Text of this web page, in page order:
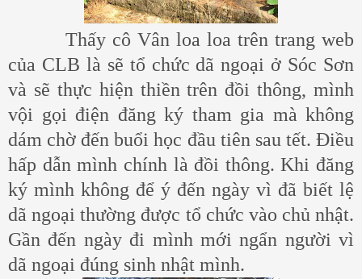
Thấy cô Vân loa loa trên trang web
của CLB là sẽ tổ chức dã ngoại ở Sóc Sơn
và sẽ thực hiện thiền trên đồi thông, mình
vội gọi điện đăng ký tham gia mà không
dám chờ đến buổi học đầu tiên sau tết. Điều
hấp dẫn mình chính là đồi thông. Khi đăng
ký mình không để ý đến ngày vì đã biết lệ
dã ngoại thường được tổ chức vào chủ nhật.
Gần đến ngày đi mình mới ngẩn người vì
dã ngoại đúng sinh nhật mình.